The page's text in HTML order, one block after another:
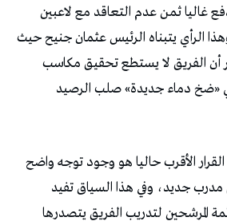
غاليا ثمن عدم التعاقد مع لاعبين
الرأي يتبناه الرئيس عثمان جنيح حيث
أن الفريق لا يستطع تحقيق مكاسب
«ضخ دماء جديدة» صلب الرصيد
الأقرب حاليا هو وجود توجه واضح
مدرب جديد، وفي هذا السياق تفيد
المرشحين لتدريب الفريق يتصدرها